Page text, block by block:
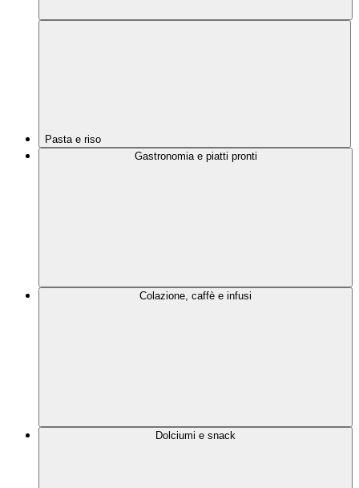
Pasta e riso
Gastronomia e piatti pronti
Colazione, caffè e infusi
Dolciumi e snack